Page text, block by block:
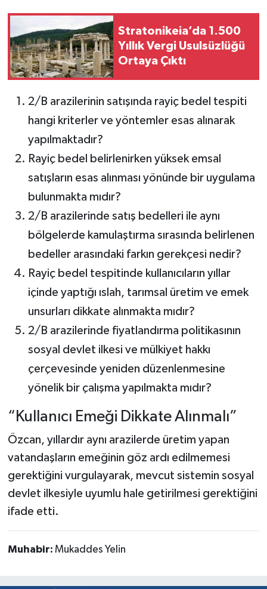
Stratonikeia’da 1.500
Yıllık Vergi Usulsüzlüğü
Ortaya Çıktı
2/B arazilerinin satışında rayiç bedel tespiti
hangi kriterler ve yöntemler esas alınarak
yapılmaktadır?
Rayiç bedel belirlenirken yüksek emsal
satışların esas alınması yönünde bir uygulama
bulunmakta mıdır?
2/B arazilerinde satış bedelleri ile aynı
bölgelerde kamulaştırma sırasında belirlenen
bedeller arasındaki farkın gerekçesi nedir?
Rayiç bedel tespitinde kullanıcıların yıllar
içinde yaptığı ıslah, tarımsal üretim ve emek
unsurları dikkate alınmakta mıdır?
2/B arazilerinde fiyatlandırma politikasının
sosyal devlet ilkesi ve mülkiyet hakkı
çerçevesinde yeniden düzenlenmesine
yönelik bir çalışma yapılmakta mıdır?
“Kullanıcı Emeği Dikkate Alınmalı”
Özcan, yıllardır aynı arazilerde üretim yapan
vatandaşların emeğinin göz ardı edilmemesi
gerektiğini vurgulayarak, mevcut sistemin sosyal
devlet ilkesiyle uyumlu hale getirilmesi gerektiğini
ifade etti.
Muhabir: Mukaddes Yelin